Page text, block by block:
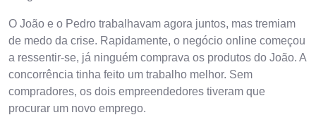
O João e o Pedro trabalhavam agora juntos, mas tremiam
de medo da crise. Rapidamente, o negócio online começou
a ressentir-se, já ninguém comprava os produtos do João. A
concorrência tinha feito um trabalho melhor. Sem
compradores, os dois empreendedores tiveram que
procurar um novo emprego.